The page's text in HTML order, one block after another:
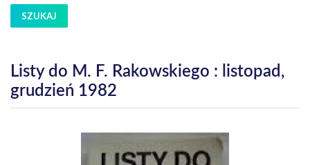
SZUKAJ
Listy do M. F. Rakowskiego : listopad,
grudzień 1982